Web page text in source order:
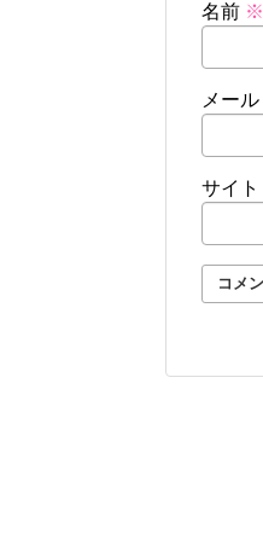
名前 ※
メール
サイト